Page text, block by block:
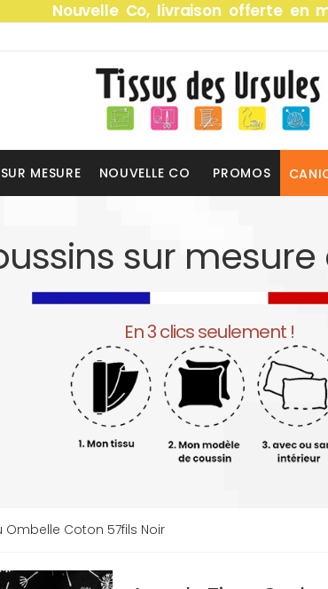
Nouvelle Co, livraison offerte en
MESURE NOUVELLE CO PROMOS
sur
En 3 clics seulement !
Ombelle Coton 57fils Noir